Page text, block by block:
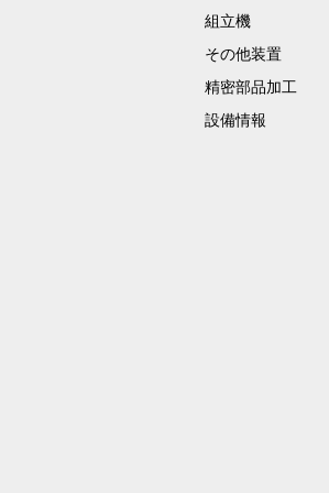
組立機
その他装置
精密部品加工
設備情報